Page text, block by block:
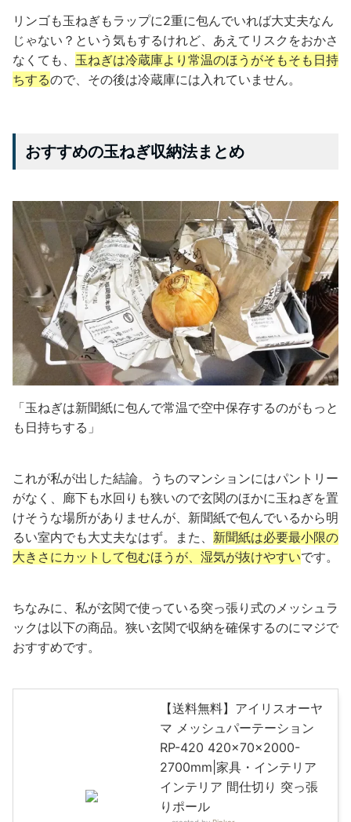
リンゴも玉ねぎもラップに2重に包んでいれば大丈夫なん
じゃない？という気もするけれど、あえてリスクをおかさ
なくても、 玉ねぎは冷蔵庫より常温のほうがそもそも日持
ちするので、その後は冷蔵庫には入れていません。
おすすめの玉ねぎ収納法まとめ
「玉ねぎは新聞紙に包んで常温で空中保存するのがもっと
も日持ちする」
これが私が出した結論。うちのマンションにはパントリー
がなく、廊下も水回りも狭いので玄関のほかに玉ねぎを置
けそうな場所がありませんが、新聞紙で包んでいるから明
るい室内でも大丈夫なはず。また、 新聞紙は必要最小限の
大きさにカットして包むほうが、湿気が抜けやすいです。
ちなみに、私が玄関で使っている突っ張り式のメッシュラ
ックは以下の商品。狭い玄関で収納を確保するのにマジで
おすすめです。
【送料無料】アイリスオーヤ
マ メッシュパーテーション
RP-420 420×70×2000-
2700mm|家具・インテリア
インテリア 間仕切り 突っ張
りポール